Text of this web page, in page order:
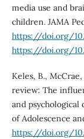
media use and
children. JAMA
https://doi.org/
https://doi.org/
Keles, B.,
review: The
and psychological
of Adolescence
https://doi.org/